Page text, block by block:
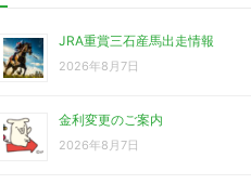
JRA重賞三石産馬出走情報
2026年8月7日
金利変更のご案内
2026年8月7日